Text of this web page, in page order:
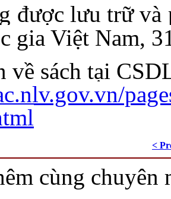
được lưu trữ
gia Việt Nam,
về sách tại
<
cùng chuyên